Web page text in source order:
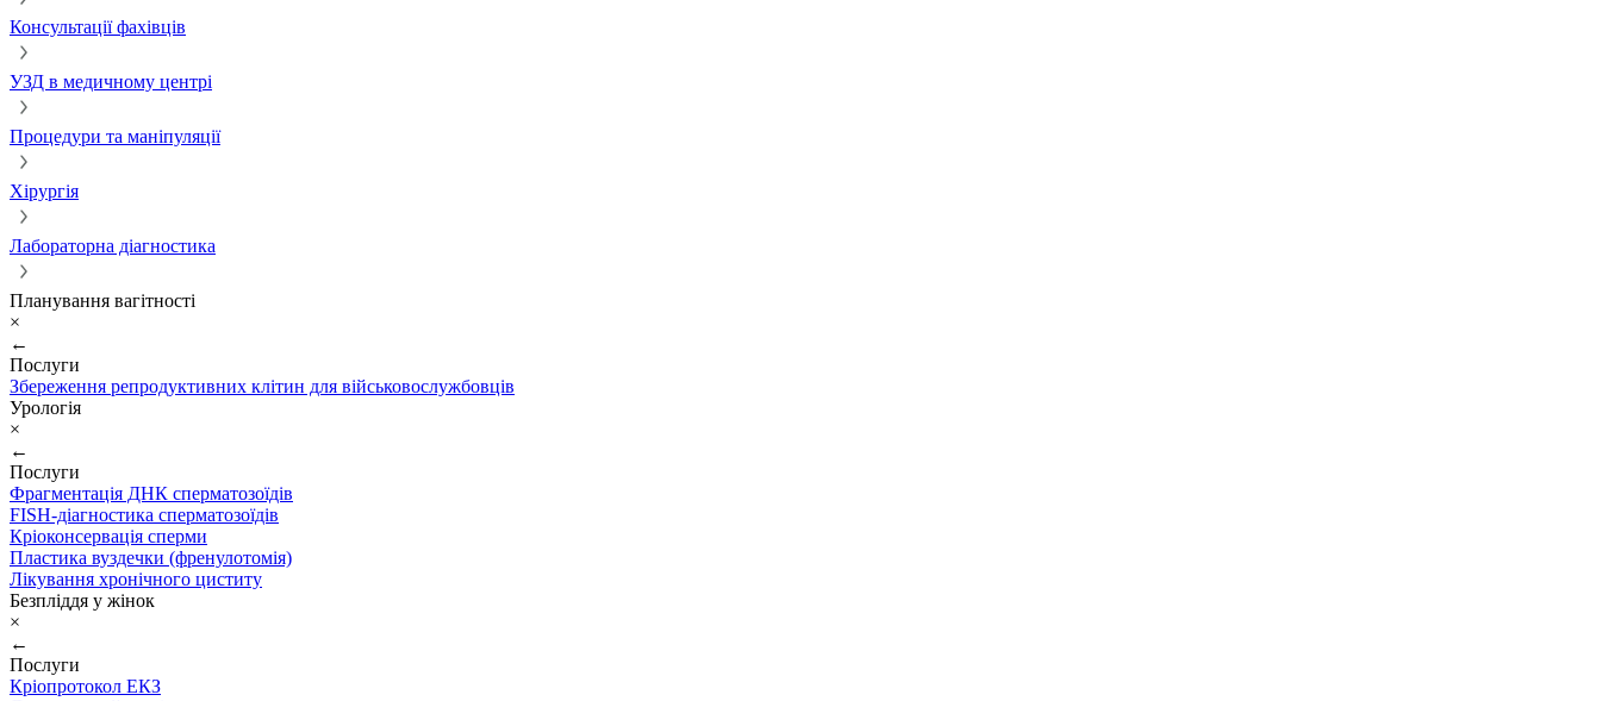
Консультації фахівців
УЗД в медичному центрі
Процедури та маніпуляції
Хірургія
Лабораторна діагностика
Планування вагітності
×
←
Послуги
Збереження репродуктивних клітин для військовослужбовців
Урологія
×
←
Послуги
Фрагментація ДНК сперматозоїдів
FISH-діагностика сперматозоїдів
Кріоконсервація сперми
Пластика вуздечки (френулотомія)
Лікування хронічного циститу
Безпліддя у жінок
×
←
Послуги
Кріопротокол ЕКЗ